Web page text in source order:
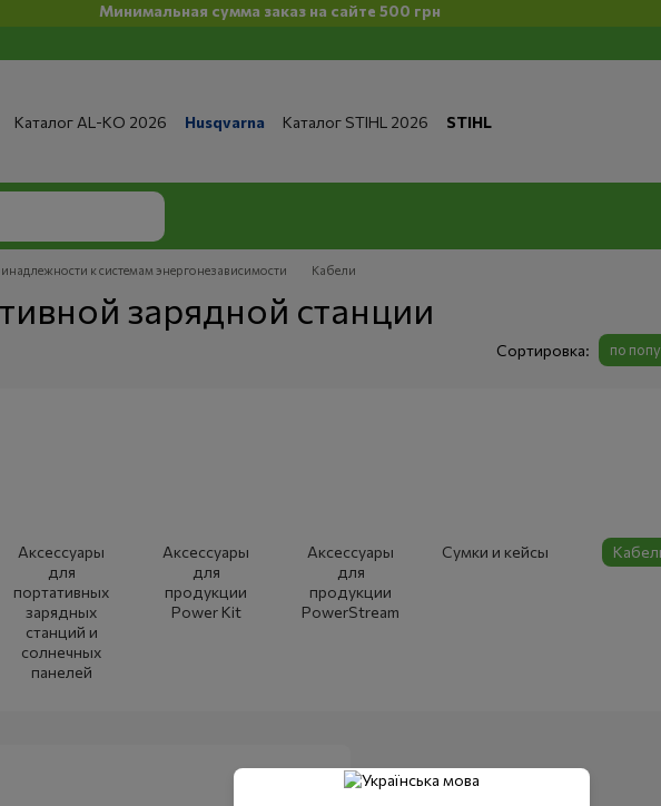
Минимальная сумма заказ на сайте 500 грн
Каталог AL-KO 2026 Husqvarna Каталог STIHL 2026
STIHL
договор
Политика конфиденциальности
к системам энергонезависимости Кабели
зарядной станции
Сортировка: по
Аксессуары
для
портативных
зарядных
станций и
солнечных
панелей
Аксессуары
для
продукции
Power Kit
Аксессуары
для
продукции
PowerStream
Сумки и кейсы